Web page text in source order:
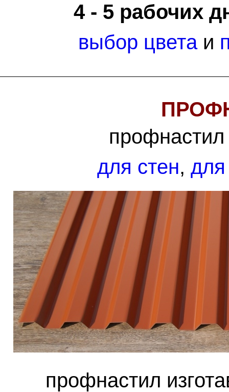
4 - 5 рабочих
выбор цветаи
для стен,
профнастил